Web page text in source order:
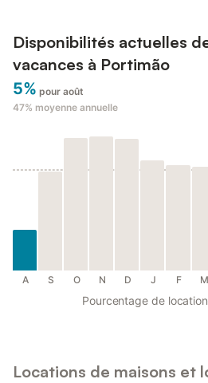
Disponibilités actuelles
vacances à Portimão
5% pour août
47% moyenne annuelle
A S O N D J F M
Pourcentage de
Locations de maisons et